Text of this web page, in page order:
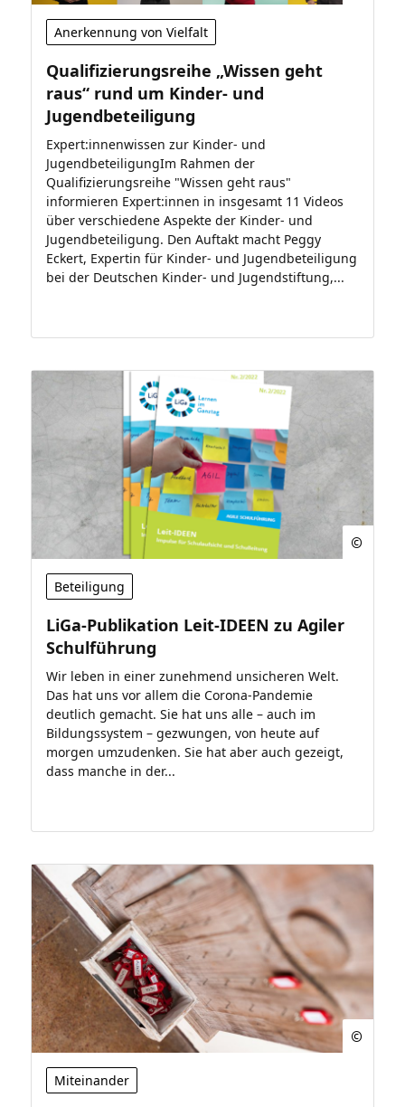
Anerkennung von Vielfalt
Qualifizierungsreihe „Wissen geht
raus“ rund um Kinder- und
Jugendbeteiligung
Expert:innenwissen zur Kinder- und
JugendbeteiligungIm Rahmen der
Qualifizierungsreihe "Wissen geht raus"
informieren Expert:innen in insgesamt 11 Videos
über verschiedene Aspekte der Kinder- und
Jugendbeteiligung. Den Auftakt macht Peggy
Eckert, Expertin für Kinder- und Jugendbeteiligung
bei der Deutschen Kinder- und Jugendstiftung,...
Beteiligung
LiGa-Publikation Leit-IDEEN zu Agiler
Schulführung
Wir leben in einer zunehmend unsicheren Welt.
Das hat uns vor allem die Corona-Pandemie
deutlich gemacht. Sie hat uns alle – auch im
Bildungssystem – gezwungen, von heute auf
morgen umzudenken. Sie hat aber auch gezeigt,
dass manche in der...
Miteinander